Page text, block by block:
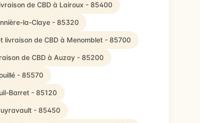
de CBD à Lairoux - 85400
la-Claye - 85320
livraison de CBD à Menomblet - 85700
de CBD à Auzay - 85200
- 85570
Barret - 85120
- 85450